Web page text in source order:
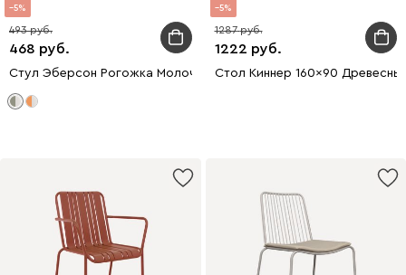
5
468
493
Стул Эберсон Рогожка Молочный/Оливковый
5
1222
1287
Стол Киннер 160x90